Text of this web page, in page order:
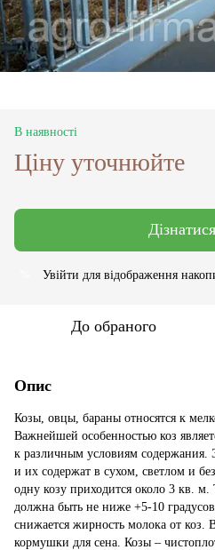
В наявності
Ціну уточнюйте
Увійти для відображення
До обраного
Опис
Козы, овцы, бараны относятся к
Важнейшей особенностью коз
к различным условиям
и их содержат в сухом, светлом и
одну козу приходится около 3 кв.
должна быть не ниже +5-10
снижается жирность молока от
кормушки для сена. Козы –